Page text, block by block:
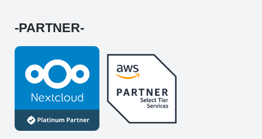
-PARTNER-